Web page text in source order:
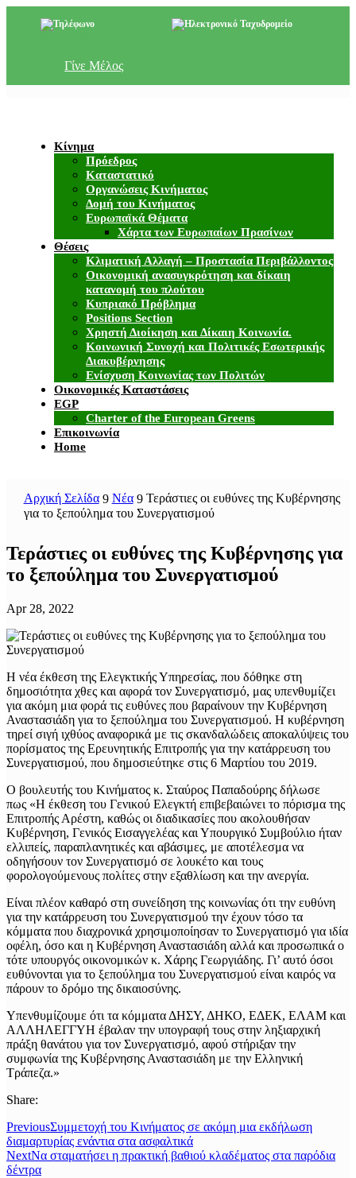
Γίνε Μέλος
Κίνημα
Πρόεδρος
Καταστατικό
Οργανώσεις Κινήματος
Δομή του Κινήματος
Ευρωπαϊκά Θέματα
Χάρτα των Ευρωπαίων Πρασίνων
Θέσεις
Κλιματική Αλλαγή – Προστασία Περιβάλλοντος
Οικονομική ανασυγκρότηση και δίκαιη
κατανομή του πλούτου
Κυπριακό Πρόβλημα
Positions Section
Χρηστή Διοίκηση και Δίκαιη Κοινωνία.
Κοινωνική Συνοχή και Πολιτικές Εσωτερικής
Διακυβέρνησης
Ενίσχυση Κοινωνίας των Πολιτών
Οικονομικές Καταστάσεις
EGP
Charter of the European Greens
Επικοινωνία
Home
Αρχική Σελίδα 9 Νέα 9 Τεράστιες οι ευθύνες της Κυβέρνησης
για το ξεπούλημα του Συνεργατισμού
Τεράστιες οι ευθύνες της Κυβέρνησης για
το ξεπούλημα του Συνεργατισμού
Apr 28, 2022
Η νέα έκθεση της Ελεγκτικής Υπηρεσίας, που δόθηκε στη
δημοσιότητα χθες και αφορά τον Συνεργατισμό, μας υπενθυμίζει
για ακόμη μια φορά τις ευθύνες που βαραίνουν την Κυβέρνηση
Αναστασιάδη για το ξεπούλημα του Συνεργατισμού. Η κυβέρνηση
τηρεί σιγή ιχθύος αναφορικά με τις σκανδαλώδεις αποκαλύψεις του
πορίσματος της Ερευνητικής Επιτροπής για την κατάρρευση του
Συνεργατισμού, που δημοσιεύτηκε στις 6 Μαρτίου του 2019.
Ο βουλευτής του Κινήματος κ. Σταύρος Παπαδούρης δήλωσε
πως «Η έκθεση του Γενικού Ελεγκτή επιβεβαιώνει το πόρισμα της
Επιτροπής Αρέστη, καθώς οι διαδικασίες που ακολουθήσαν
Κυβέρνηση, Γενικός Εισαγγελέας και Υπουργικό Συμβούλιο ήταν
ελλιπείς, παραπλανητικές και αβάσιμες, με αποτέλεσμα να
οδηγήσουν τον Συνεργατισμό σε λουκέτο και τους
φορολογούμενους πολίτες στην εξαθλίωση και την ανεργία.
Είναι πλέον καθαρό στη συνείδηση της κοινωνίας ότι την ευθύνη
για την κατάρρευση του Συνεργατισμού την έχουν τόσο τα
κόμματα που διαχρονικά χρησιμοποίησαν το Συνεργατισμό για ιδία
οφέλη, όσο και η Κυβέρνηση Αναστασιάδη αλλά και προσωπικά ο
τότε υπουργός οικονομικών κ. Χάρης Γεωργιάδης. Γι’ αυτό όσοι
ευθύνονται για το ξεπούλημα του Συνεργατισμού είναι καιρός να
πάρουν το δρόμο της δικαιοσύνης.
Υπενθυμίζουμε ότι τα κόμματα ΔΗΣΥ, ΔΗΚΟ, ΕΔΕΚ, ΕΛΑΜ και
ΑΛΛΗΛΕΓΓΥΗ έβαλαν την υπογραφή τους στην ληξιαρχική
πράξη θανάτου για τον Συνεργατισμό, αφού στήριξαν την
συμφωνία της Κυβέρνησης Αναστασιάδη με την Ελληνική
Τράπεζα.»
Share:
PreviousΣυμμετοχή του Κινήματος σε ακόμη μια εκδήλωση
διαμαρτυρίας ενάντια στα ασφαλτικά
NextΝα σταματήσει η πρακτική βαθιού κλαδέματος στα παρόδια
δέντρα